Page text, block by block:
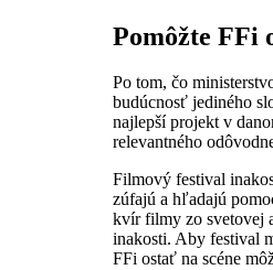
Pomôžte FFi
Po tom, čo
budúcnosť jediného
najlepší projekt v
relevantného
Filmový festival
zúfajú a hľadajú
kvír filmy zo svetovej
inakosti. Aby festival
FFi ostať na scéne